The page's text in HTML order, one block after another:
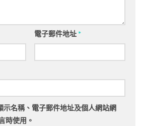
電子郵件地址*
示名稱、電子郵件地址及個人網站網
時使用。